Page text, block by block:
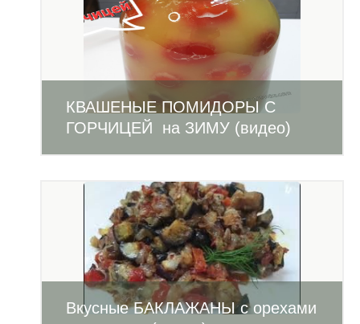
КВАШЕНЫЕ ПОМИДОРЫ С
ГОРЧИЦЕЙ на ЗИМУ (видео)
Вкусные БАКЛАЖАНЫ с орехами